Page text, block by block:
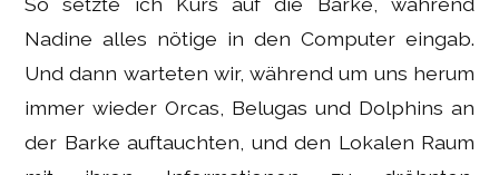
Nadine alles nötige in den Computer eingab.
Und dann warteten wir, während um uns herum
immer wieder Orcas, Belugas und Dolphins an
der Barke auftauchten, und den Lokalen Raum